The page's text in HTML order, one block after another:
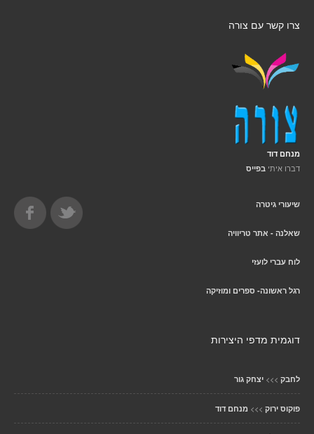
צרו קשר עם צורה
מנחם דוד
דברו איתי בפייס
שיעורי גיטרה
שאלנה - אתר טריוויה
לוח עברי לועזי
רגל ראשונה- ספרים ומוזיקה
דוגמית מדפי היצירות
לחבק >>> יצחק גור
פוקוס ירוק >>> מנחם דוד